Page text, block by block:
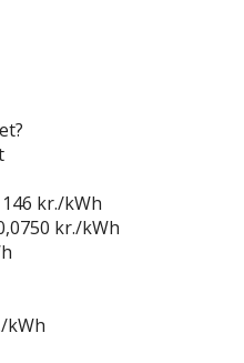
kr./kWh
kr./kWh
kWh